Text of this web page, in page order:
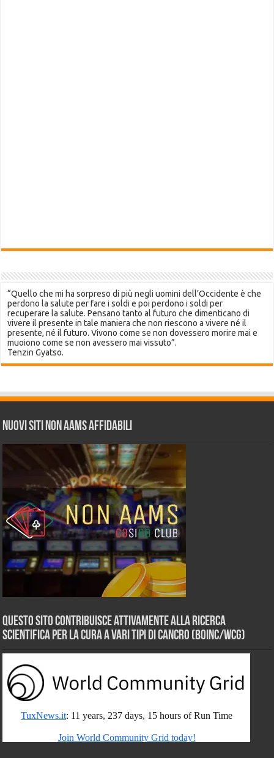
“Quello che mi ha sorpreso di più negli uomini dell’Occidente è che
perdono la salute per fare i soldi e poi perdono i soldi per
recuperare la salute. Pensano tanto al futuro che dimenticano di
vivere il presente in tale maniera che non riescono a vivere né il
presente, né il futuro. Vivono come se non dovessero morire mai e
muoiono come se non avessero mai vissuto”.
Tenzin Gyatso.
Nuovi siti non AAMS affidabili
Questo sito contribuisce attivamente alla ricerca
scientifica per la cura a vari tipi di Cancro (BOINC/WCG)